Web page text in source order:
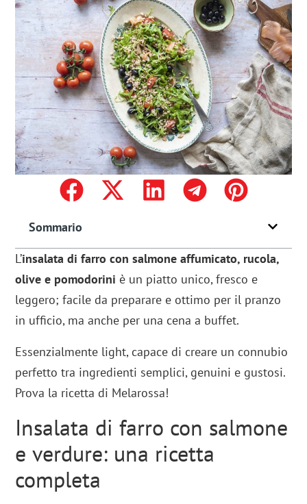
Sommario
L’insalata di farro con salmone affumicato, rucola,
olive e pomodorini è un piatto unico, fresco e
leggero; facile da preparare e ottimo per il pranzo
in ufficio, ma anche per una cena a buffet.
Essenzialmente light, capace di creare un connubio
perfetto tra ingredienti semplici, genuini e gustosi.
Prova la ricetta di Melarossa!
Insalata di farro con salmone
e verdure: una ricetta
completa